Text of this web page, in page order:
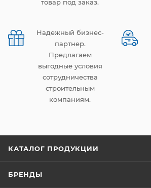
товар под заказ.
Надежный бизнес-
партнер.
Предлагаем
выгодные условия
сотрудничества
строительным
компаниям.
КАТАЛОГ ПРОДУКЦИИ
БРЕНДЫ